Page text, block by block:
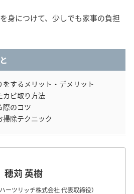
身につけて、少しでも家事の負担
をするメリット・デメリット
カビ取り方法
際のコツ
掃除テクニック
穂苅 英樹
ーツリッチ株式会社 代表取締役）